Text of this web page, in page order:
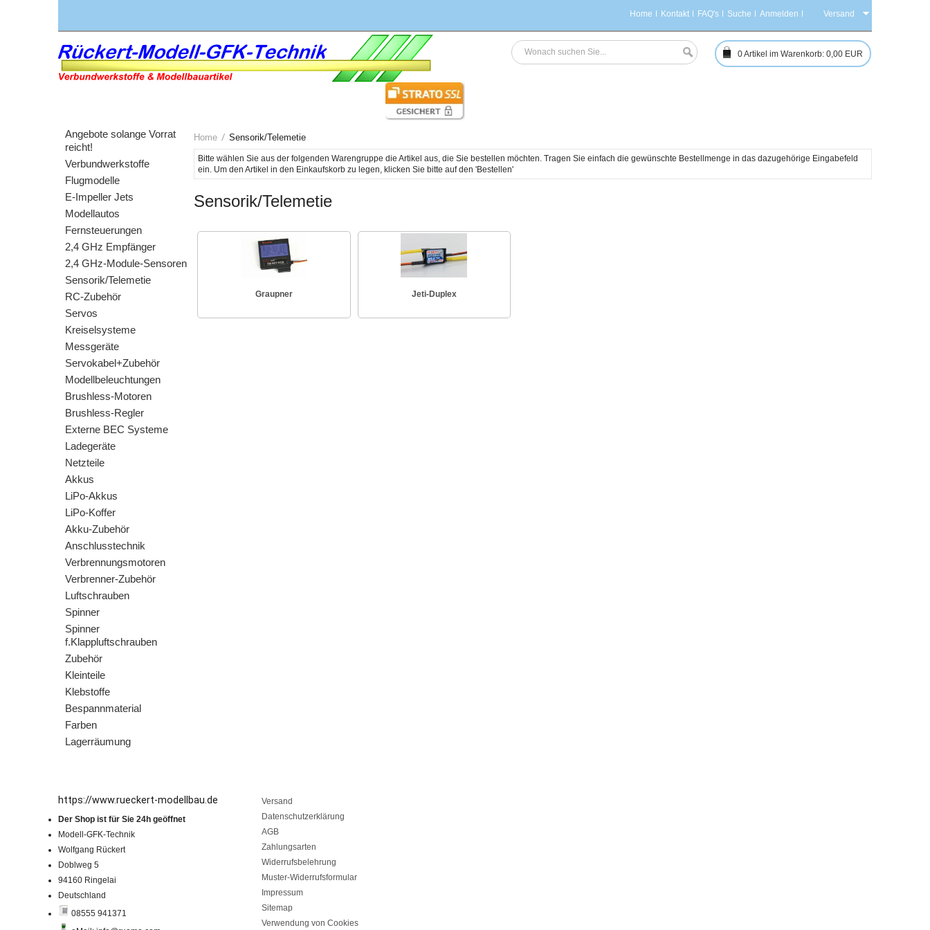
Versand
Home Kontakt FAQ's Suche Anmelden
0Artikel im Warenkorb: 0,00 EUR
Angebote solange Vorrat
reicht!
Verbundwerkstoffe
Flugmodelle
E-Impeller Jets
Modellautos
Fernsteuerungen
2,4 GHz Empfänger
2,4 GHz-Module-Sensoren
Sensorik/Telemetie
RC-Zubehör
Servos
Kreiselsysteme
Messgeräte
Servokabel+Zubehör
Modellbeleuchtungen
Brushless-Motoren
Brushless-Regler
Externe BEC Systeme
Ladegeräte
Netzteile
Akkus
LiPo-Akkus
LiPo-Koffer
Akku-Zubehör
Anschlusstechnik
Verbrennungsmotoren
Verbrenner-Zubehör
Luftschrauben
Spinner
Spinner
f.Klappluftschrauben
Zubehör
Kleinteile
Klebstoffe
Bespannmaterial
Farben
Lagerräumung
Home Sensorik/Telemetie
Bitte wählen Sie aus der folgenden Warengruppe die Artikel aus, die Sie bestellen möchten. Tragen Sie einfach die gewünschte Bestellmenge in das dazugehörige Eingabefeld
Sensorik/Telemetie
Graupner Jeti-Duplex
https://www.rueckert-modellbau.de
Der Shop ist für Sie 24h geöffnet
Modell-GFK-Technik
Wolfgang Rückert
Doblweg 5
94160 Ringelai
Deutschland
08555 941371
Versand
Datenschutzerklärung
AGB
Zahlungsarten
Widerrufsbelehrung
Muster-Widerrufsformular
Impressum
Sitemap
Verwendung von Cookies